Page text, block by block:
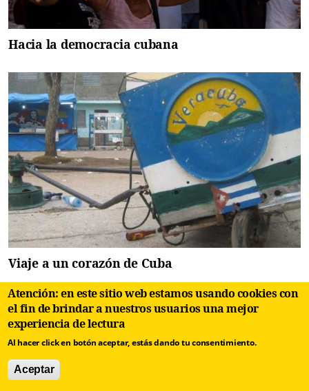
Hacia la democracia cubana
Viaje a un corazón de Cuba
Añadir nuevo comentario
Su nombre
Atención: en este sitio web estamos usando cookies con
el fin de brindar a nuestros usuarios una mejor
experiencia de lectura
Al hacer click en botón aceptar, estás dando tu consentimiento.
Aceptar